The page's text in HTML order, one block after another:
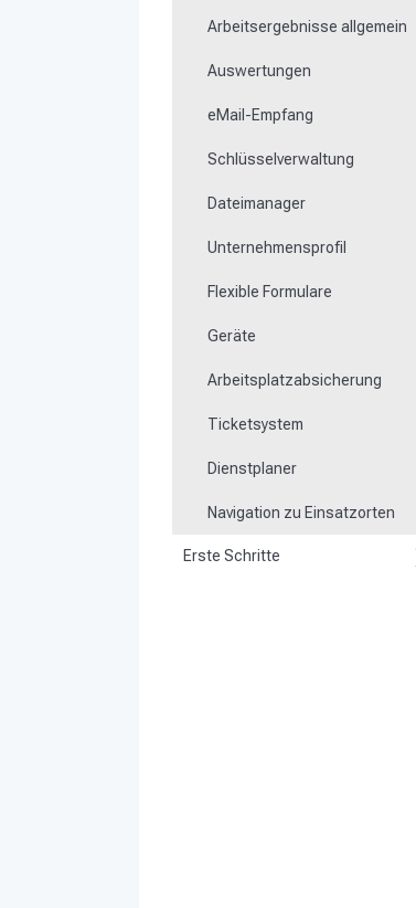
Kontrollpunkte austauschen
Wie lerne ich Beacons ein?
Arbeiten mit dem Ticketsystem
Arbeitsergebnisse allgemein
Auswertungen
eMail-Empfang
Schlüsselverwaltung
Dateimanager
Unternehmensprofil
Flexible Formulare
Geräte
Arbeitsplatzabsicherung
Ticketsystem
Dienstplaner
Navigation zu Einsatzorten
Erste Schritte